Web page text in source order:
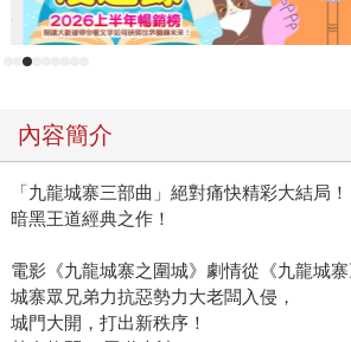
內容簡介
「九龍城寨三部曲」絕對痛快精彩大結局！
暗黑王道經典之作！
電影《九龍城寨之圍城》劇情從《九龍城
城寨眾兄弟力抗惡勢力大老闆入侵，
城門大開，打出新秩序！